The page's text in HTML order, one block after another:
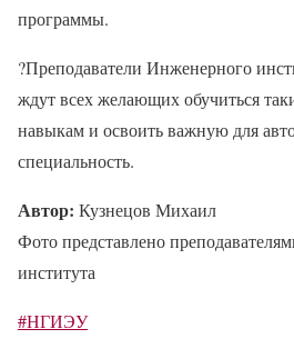
программы.
?Преподаватели Инженерного
ждут всех желающих обучиться
навыкам и освоить важную для
специальность.
Автор: Кузнецов Михаил
Фото представлено
института
#НГИЭУ